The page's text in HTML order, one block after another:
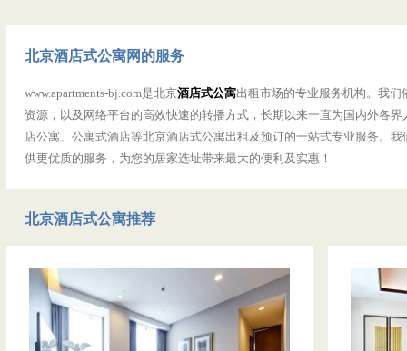
北京酒店式公寓网的服务
www.apartments-bj.com是北京酒店式公寓出租市场的专业服务机构。我
资源，以及网络平台的高效快速的转播方式，长期以来一直为国内外各
店公寓、公寓式酒店等北京酒店式公寓出租及预订的一站式专业服务。
供更优质的服务，为您的居家选址带来最大的便利及实惠！
北京酒店式公寓推荐